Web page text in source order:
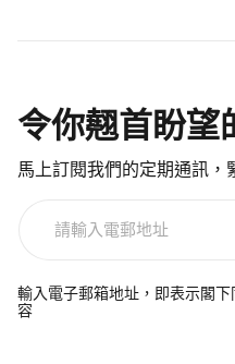
令你翹首盼望
馬上訂閱我們的定期通訊，
電
郵
輸入電子郵箱地址，即表示閣下
容